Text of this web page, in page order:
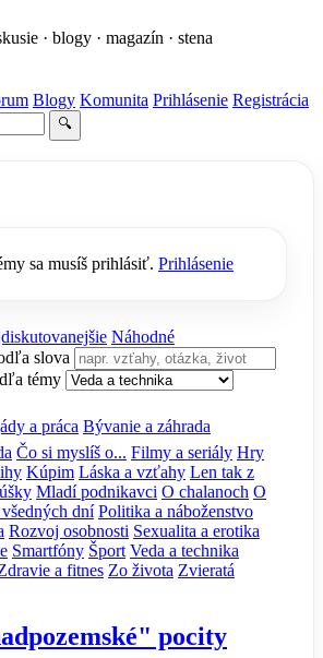
· blogy · magazín · stena
Blogy Komunita Prihlásenie Registrácia
🔍
sa musíš prihlásiť. Prihlásenie
Náhodné
slova
témy
a práca Bývanie a záhrada
Čo si myslíš o... Filmy a seriály Hry
Kúpim Láska a vzťahy Len tak z
Mladí podnikavci O chalanoch O
dní Politika a náboženstvo
Rozvoj osobnosti Sexualita a erotika
Smartfóny Šport Veda a technika
a fitnes Zo života Zvieratá
pocity